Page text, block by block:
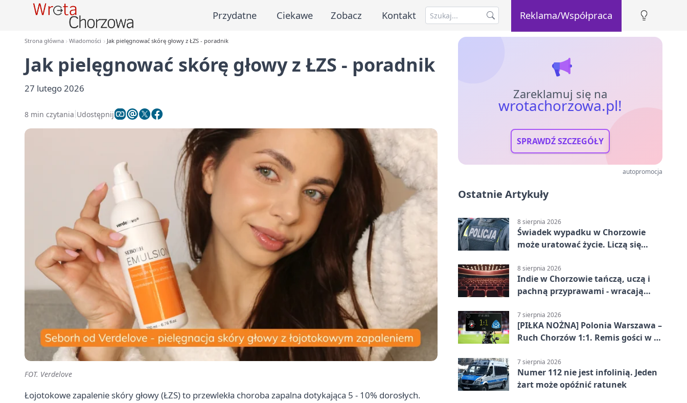
Przydatne Ciekawe Zobacz Kontakt Reklama/Współpraca
Strona główna Wiadomości Jak pielęgnować skórę głowy z ŁZS - poradnik
Jak pielęgnować skórę głowy z ŁZS - poradnik
27 lutego 2026
8 min czytania Udostępnij
FOT. Verdelove
Łojotokowe zapalenie skóry głowy (ŁZS) to przewlekła choroba zapalna dotykająca 5 - 10% dorosłych.
Zareklamuj się na
wrotachorzowa.pl!
SPRAWDŹ SZCZEGÓŁY
autopromocja
Ostatnie Artykuły
8 sierpnia 2026
Świadek wypadku w Chorzowie
może uratować życie. Liczą się
8 sierpnia 2026
Indie w Chorzowie tańczą, uczą i
pachną przyprawami - wracają
7 sierpnia 2026
[PIŁKA NOŻNA] Polonia Warszawa –
Ruch Chorzów 1:1. Remis gości w 3.
7 sierpnia 2026
Numer 112 nie jest infolinią. Jeden
żart może opóźnić ratunek